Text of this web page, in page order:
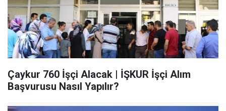
Çaykur 760 İşçi Alacak | İŞKUR İşçi Alım
Başvurusu Nasıl Yapılır?